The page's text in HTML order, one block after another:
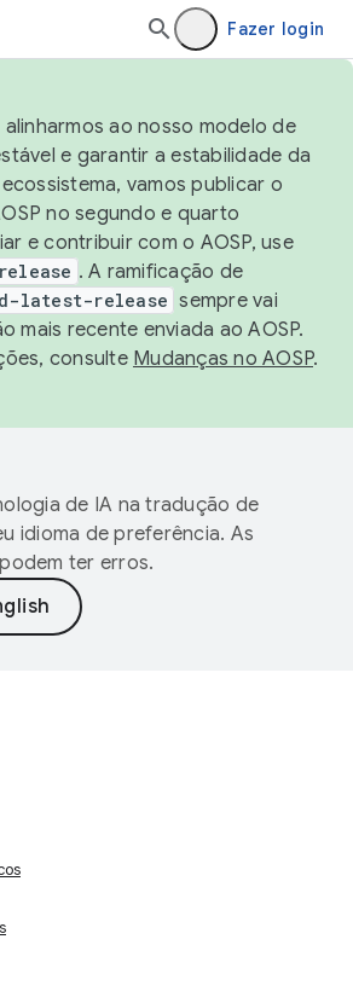
Fazer login
alinharmos ao nosso modelo de
e garantir a estabilidade da
vamos publicar o
no segundo e quarto
e contribuir com o AOSP, use
. A ramificação de
latest-release sempre vai
mais recente enviada ao AOSP.
consulte Mudanças no AOSP.
de IA na tradução de
idioma de preferência. As
ter erros.